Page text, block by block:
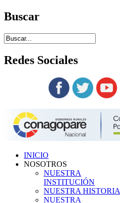
Buscar
Redes Sociales
INICIO
NOSOTROS
NUESTRA
INSTITUCIÓN
NUESTRA HISTORIA
NUESTRA